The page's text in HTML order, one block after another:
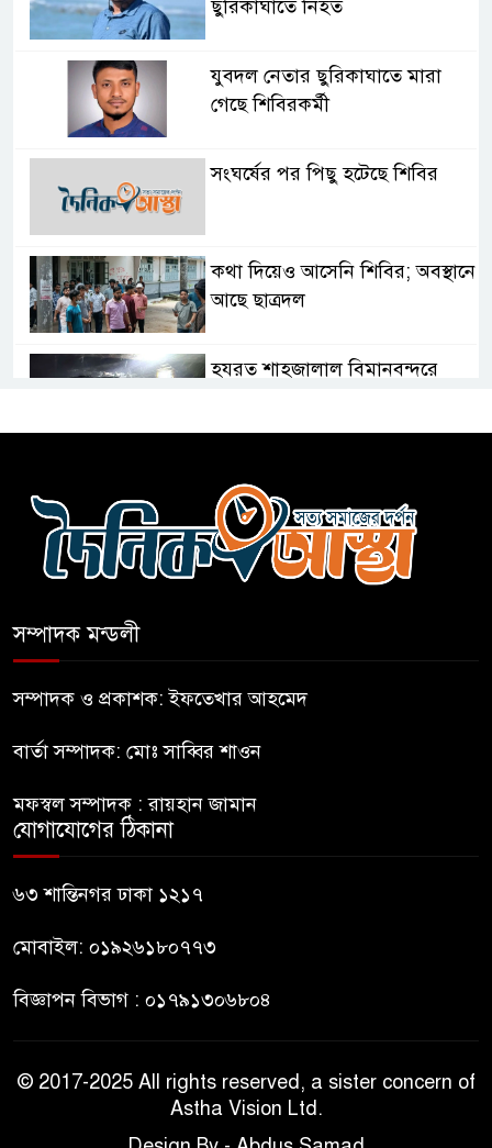
ছুরিকাঘাতে নিহত
যুবদল নেতার ছুরিকাঘাতে মারা
গেছে শিবিরকর্মী
সংঘর্ষের পর পিছু হটেছে শিবির
কথা দিয়েও আসেনি শিবির; অবস্থানে
আছে ছাত্রদল
হযরত শাহজালাল বিমানবন্দরে
কিশোর
ভারত থেকে আসছে ২ দশমিক ৩
মেট্রিক টন টিয়ার শেল
অভাব
বহিষ্কৃত জামাত নেতার কর্মীরা যোগ
সম্পাদক মন্ডলী
সম্পাদক ও প্রকাশক: ইফতেখার আহমেদ
বার্তা সম্পাদক: মোঃ সাব্বির শাওন
মফস্বল সম্পাদক : রায়হান জামান
যোগাযোগের ঠিকানা
৬৩ শান্তিনগর ঢাকা ১২১৭
মোবাইল: ০১৯২৬১৮০৭৭৩
বিজ্ঞাপন বিভাগ : ০১৭৯১৩০৬৮০৪
© 2017-2025 All rights reserved, a sister concern of
Astha Vision Ltd.